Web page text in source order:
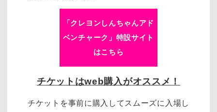
「クレヨンしんちゃんアド
ベンチャーク」特設サイト
はこちら
チケットはweb購入がオススメ！
チケットを事前に購入してスムーズに入場し